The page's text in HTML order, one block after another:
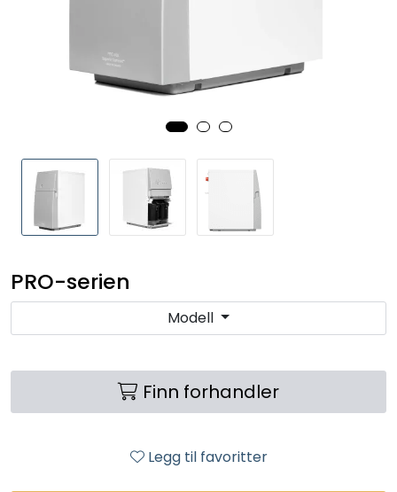
PRO-serien
Modell
Finn forhandler
Legg til favoritter
VANNKJØLERE
HUS OG HYTTE
ANALYSEVERKTØY